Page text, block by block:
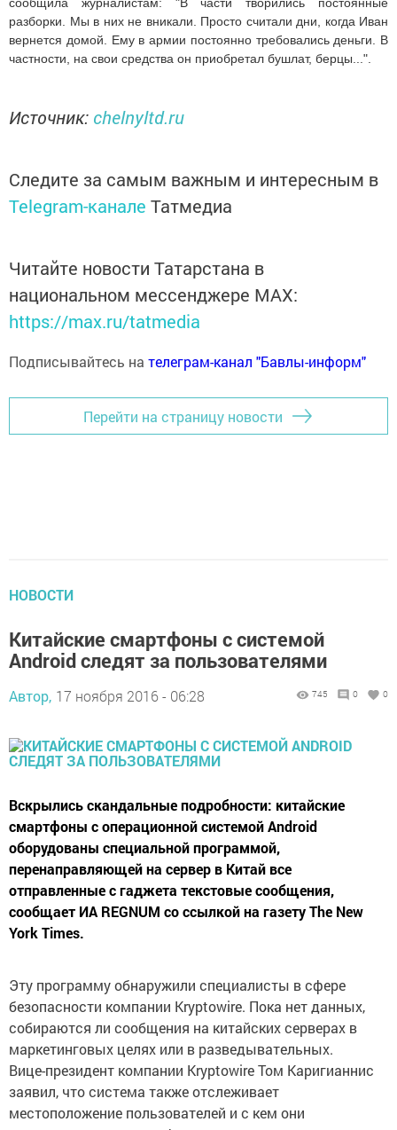
сообщила журналистам: "В части творились постоянные
разборки. Мы в них не вникали. Просто считали дни, когда Иван
вернется домой. Ему в армии постоянно требовались деньги. В
частности, на свои средства он приобретал бушлат, берцы...".
Источник: chelnyltd.ru
Следите за самым важным и интересным в
Telegram-канале Татмедиа
Читайте новости Татарстана в
национальном мессенджере MАХ:
https://max.ru/tatmedia
Подписывайтесь на телеграм-канал "Бавлы-информ"
Перейти на страницу новости
НОВОСТИ
Китайские смартфоны с системой
Android следят за пользователями
Автор, 17 ноября 2016 - 06:28 745 0 0
Вскрылись скандальные подробности: китайские
смартфоны с операционной системой Android
оборудованы специальной программой,
перенаправляющей на сервер в Китай все
отправленные с гаджета текстовые сообщения,
сообщает ИА REGNUM со ссылкой на газету The New
York Times.
Эту программу обнаружили специалисты в сфере
безопасности компании Kryptowire. Пока нет данных,
собираются ли сообщения на китайских серверах в
маркетинговых целях или в разведывательных.
Вице-президент компании Kryptowire Том Каригианнис
заявил, что система также отслеживает
местоположение пользователей и с кем они